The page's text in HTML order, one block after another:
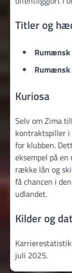
Titler og
Rumænsk
Kuriosa
Selv om Zima
kontraktspiller i
for klubben.
eksempel på
række lån og
få chancen i
udlandet.
Kilder og
juli 2025.